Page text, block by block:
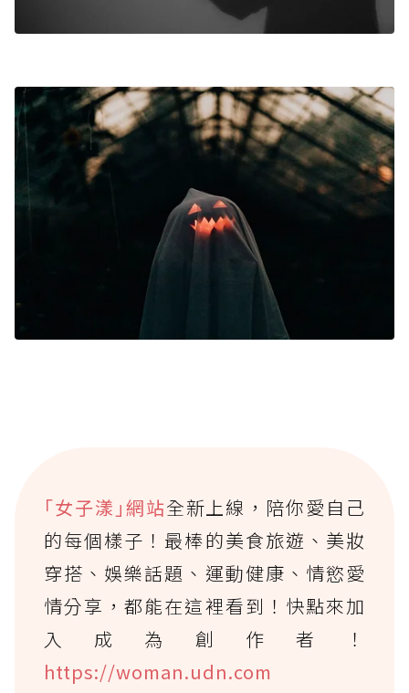
｢女子漾｣網站全新上線，陪你愛自己
的每個樣子！最棒的美食旅遊、美妝
穿搭、娛樂話題、運動健康、情慾愛
情分享，都能在這裡看到！快點來加
入成為創作者！
https://woman.udn.com